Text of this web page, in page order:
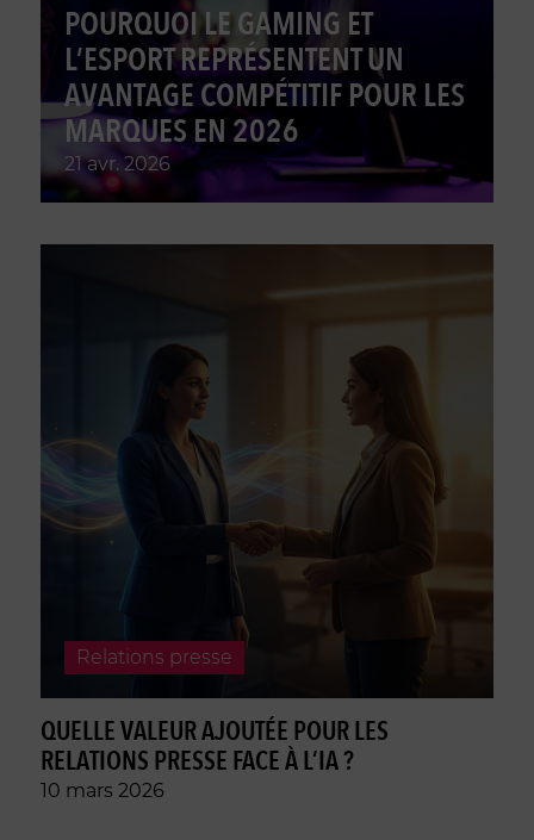
POURQUOI LE GAMING ET
L’ESPORT REPRÉSENTENT UN
AVANTAGE COMPÉTITIF POUR LES
MARQUES EN 2026
21 avr. 2026
relations presse
QUELLE VALEUR AJOUTÉE POUR LES
RELATIONS PRESSE FACE À L’IA ?
10 mars 2026